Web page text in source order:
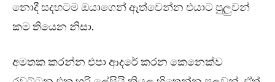
නොදී සදහටම ඔයාගෙන් ඈත්වෙන්න එයාට පුලුවන්
කම තියෙන නිසා.
අමතක කරන්න එපා ආදරේ කරන කෙනෙක්ව